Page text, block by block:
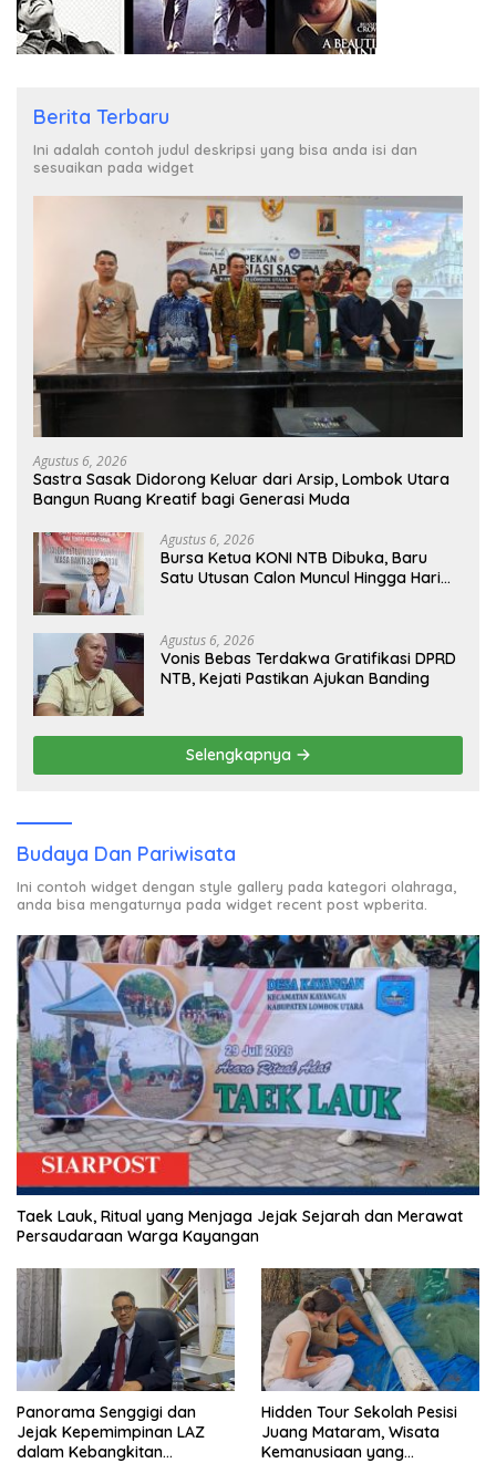
Berita Terbaru
Ini adalah contoh judul deskripsi yang bisa anda isi dan
sesuaikan pada widget
Agustus 6, 2026
Sastra Sasak Didorong Keluar dari Arsip, Lombok Utara
Bangun Ruang Kreatif bagi Generasi Muda
Agustus 6, 2026
Bursa Ketua KONI NTB Dibuka, Baru
Satu Utusan Calon Muncul Hingga Hari
Agustus 6, 2026
Vonis Bebas Terdakwa Gratifikasi DPRD
NTB, Kejati Pastikan Ajukan Banding
Selengkapnya
Budaya Dan Pariwisata
Ini contoh widget dengan style gallery pada kategori olahraga,
anda bisa mengaturnya pada widget recent post wpberita.
Taek Lauk, Ritual yang Menjaga Jejak Sejarah dan Merawat
Persaudaraan Warga Kayangan
Panorama Senggigi dan
Jejak Kepemimpinan LAZ
dalam Kebangkitan
Hidden Tour Sekolah Pesisi
Juang Mataram, Wisata
Kemanusiaan yang